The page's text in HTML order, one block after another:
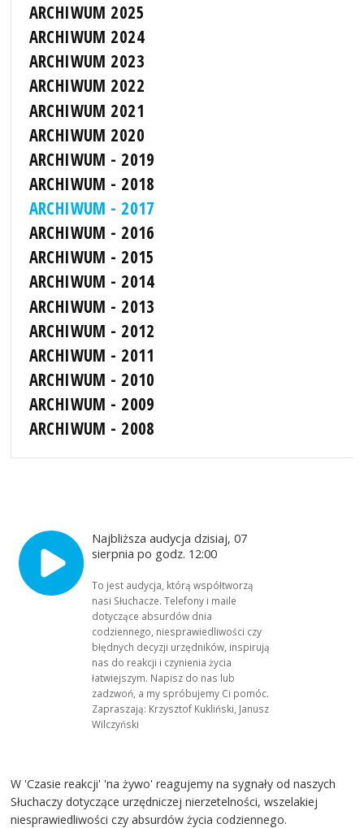
ARCHIWUM 2025
ARCHIWUM 2024
ARCHIWUM 2023
ARCHIWUM 2022
ARCHIWUM 2021
ARCHIWUM 2020
ARCHIWUM - 2019
ARCHIWUM - 2018
ARCHIWUM - 2017
ARCHIWUM - 2016
ARCHIWUM - 2015
ARCHIWUM - 2014
ARCHIWUM - 2013
ARCHIWUM - 2012
ARCHIWUM - 2011
ARCHIWUM - 2010
ARCHIWUM - 2009
ARCHIWUM - 2008
Najbliższa audycja dzisiaj, 07
sierpnia po godz. 12:00
To jest audycja, którą współtworzą
nasi Słuchacze. Telefony i maile
dotyczące absurdów dnia
codziennego, niesprawiedliwości czy
błędnych decyzji urzędników, inspirują
nas do reakcji i czynienia życia
łatwiejszym. Napisz do nas lub
zadzwoń, a my spróbujemy Ci pomóc.
Zapraszają: Krzysztof Kukliński, Janusz
Wilczyński
W 'Czasie reakcji' 'na żywo' reagujemy na sygnały od naszych
Słuchaczy dotyczące urzędniczej nierzetelności, wszelakiej
niesprawiedliwości czy absurdów życia codziennego.